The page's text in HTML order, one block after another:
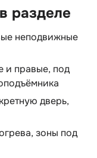
разделе
неподвижные
и правые, под
дверь,
зоны под